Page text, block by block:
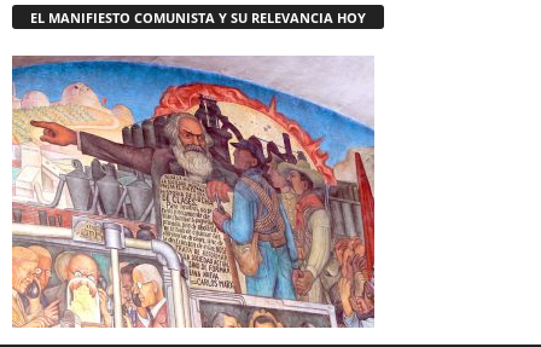
EL MANIFIESTO COMUNISTA Y SU RELEVANCIA HOY